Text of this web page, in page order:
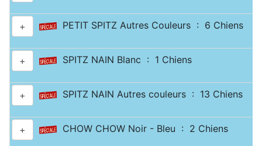
+ PETIT SPITZ Autres Couleurs : 6 Chiens
+ SPITZ NAIN Blanc : 1 Chiens
+ SPITZ NAIN Autres couleurs : 13 Chiens
+ CHOW CHOW Noir - Bleu : 2 Chiens